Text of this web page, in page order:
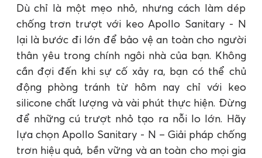
Dù chỉ là một mẹo nhỏ, nhưng cách làm dép
chống trơn trượt với keo Apollo Sanitary - N
lại là bước đi lớn để bảo vệ an toàn cho người
thân yêu trong chính ngôi nhà của bạn. Không
cần đợi đến khi sự cố xảy ra, bạn có thể chủ
động phòng tránh từ hôm nay chỉ với keo
silicone chất lượng và vài phút thực hiện. Đừng
để những cú trượt nhỏ tạo ra nỗi lo lớn. Hãy
lựa chọn Apollo Sanitary - N – Giải pháp chống
trơn hiệu quả, bền vững và an toàn cho mọi gia